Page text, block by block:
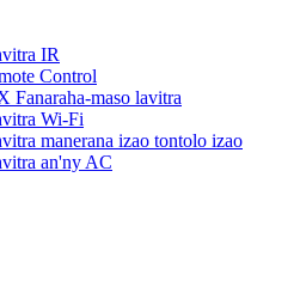
IR
Control
maso lavitra
Wi-Fi
manerana izao tontolo izao
an'ny AC